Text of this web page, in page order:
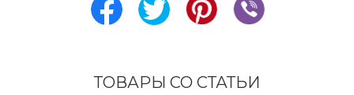
ТОВАРЫ СО СТАТЬИ